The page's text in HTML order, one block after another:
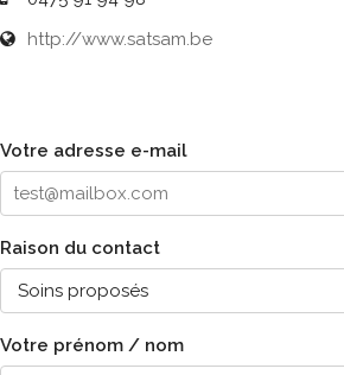
http://www.satsam.be
Votre adresse e-mail
Raison du contact
Votre prénom / nom